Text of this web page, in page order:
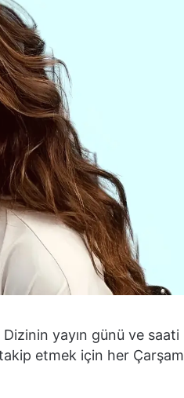
Dizinin yayın günü ve
etmek için her